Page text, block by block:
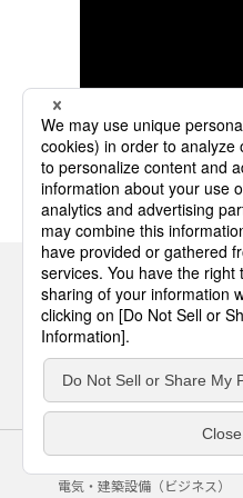
サイトのご利用にあたって
電気・建築設備（ビジネス）